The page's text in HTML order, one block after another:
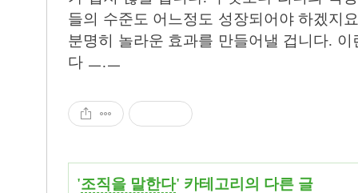
들의 수준도 어느정도 성장되어야 하겠지
분명히 놀라운 효과를 만들어낼 겁니다.
다 ㅡ.ㅡ
'조직을 말한다' 카테고리의 다른 글